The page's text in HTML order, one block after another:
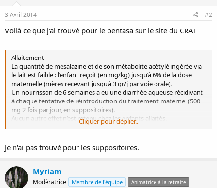
3 Avril 2014 #2
Voilà ce que j'ai trouvé pour le pentasa sur le site du CRAT
Allaitement
La quantité de mésalazine et de son métabolite acétylé ingérée via
le lait est faible : l’enfant reçoit (en mg/kg) jusqu’à 6% de la dose
maternelle (mères recevant jusqu’à 3 gr/j par voie orale).
Un nourrisson de 6 semaines a eu une diarrhée aqueuse récidivant
à chaque tentative de réintroduction du traitement maternel (500
mg 2 fois par jour, en suppositoires).
Aucun autre effet n’est retenu chez les enfants allaités.
Au vu de ces éléments, l’utilisation de la mésalazine par voie rectale
du traitement sera réévaluée en cas de trouble du transit chez
l’enfant.
Cliquer pour déplier...
Je n'ai pas trouvé pour les suppositoires.
Myriam
Modératrice Membre de l'équipe Animatrice à la retraite